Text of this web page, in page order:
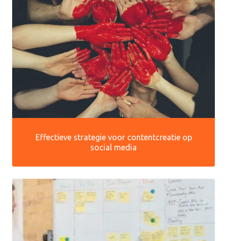
Effectieve strategie voor contentcreatie op
social media